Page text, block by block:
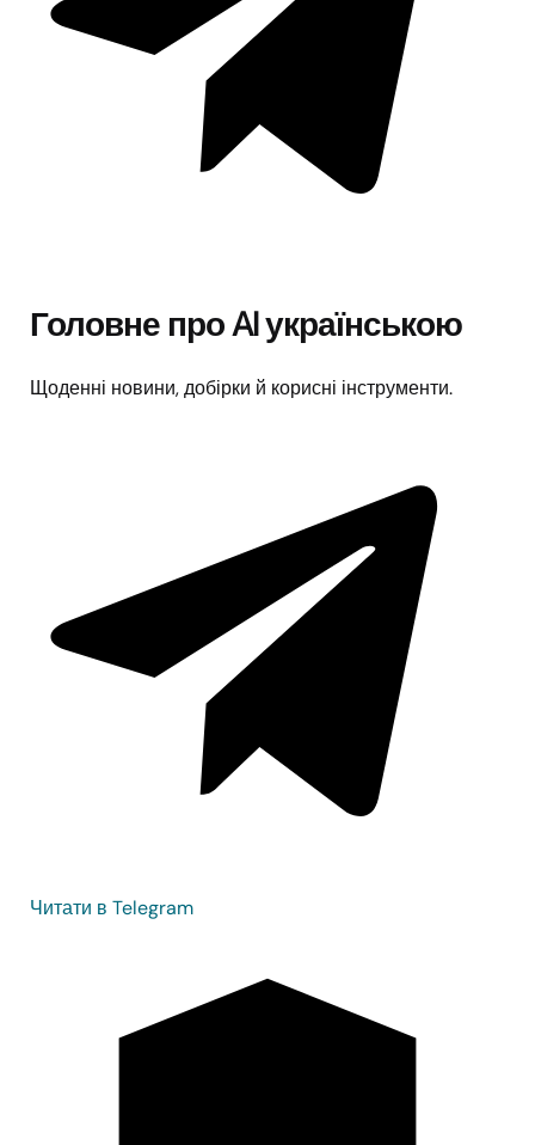
Головне про AI українською
Щоденні новини, добірки й корисні інструменти.
Читати в Telegram